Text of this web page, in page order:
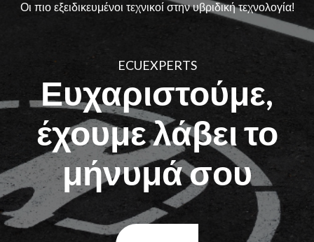
Οι πιο εξειδικευμένοι τεχνικοί στην υβριδική τεχνολογία!
ECUEXPERTS
Ευχαριστούμε,
έχουμε λάβει το
μήνυμά σου